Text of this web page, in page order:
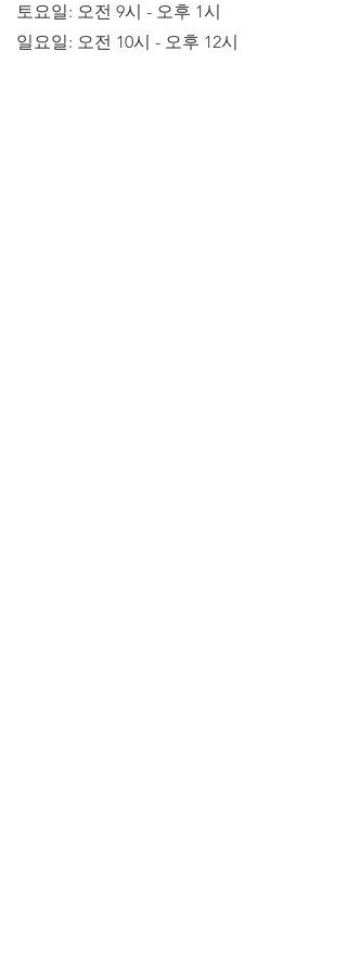
토요일: 오전 9시 - 오후 1시
일요일: 오전 10시 - 오후 12시